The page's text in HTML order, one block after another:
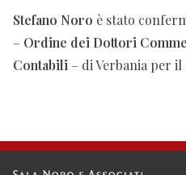
Stefano Noro è stato
– Ordine dei Dottori
Contabili – di Verbania per